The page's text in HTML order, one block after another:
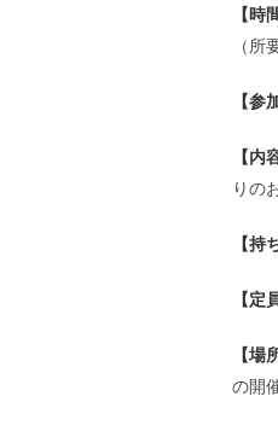
【時
（所
【参
【内
りの
【持
【定
【場
の開